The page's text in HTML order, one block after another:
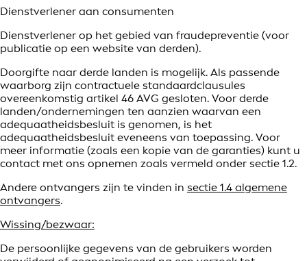
Dienstverlener aan consumenten
Dienstverlener op het gebied van fraudepreventie (voor
publicatie op een website van derden).
Doorgifte naar derde landen is mogelijk. Als passende
waarborg zijn contractuele standaardclausules
overeenkomstig artikel 46 AVG gesloten. Voor derde
landen/ondernemingen ten aanzien waarvan een
adequaatheidsbesluit is genomen, is het
adequaatheidsbesluit eveneens van toepassing. Voor
meer informatie (zoals een kopie van de garanties) kunt u
contact met ons opnemen zoals vermeld onder sectie 1.2.
Andere ontvangers zijn te vinden in sectie 1.4 algemene
ontvangers.
Wissing/bezwaar:
De persoonlijke gegevens van de gebruikers worden